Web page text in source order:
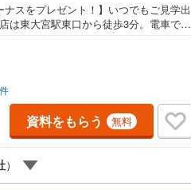
ナスをプレゼント！】いつでもご見学出
は東大宮駅東口から徒歩3分。電車でも
いお子様や家事で外出できない、天
など無料のアプリですぐにご利用い
興味ある物件の現地から映像をお届
」や違うアングルからみたかったリ
できます・リモート相談は第三者によ
ナンシャルプランナーと1対1で・バー
いパートナーに変わって予め確認も・
お電話でのお問合せがスムーズですお
資料をもらう 無料
）
IT重説可（4）